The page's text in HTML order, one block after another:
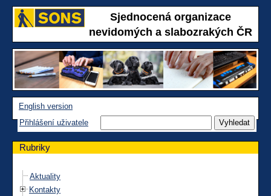
Sjednocená organizace
nevidomých a slabozrakých ČR
English version
Přihlášení uživatele
Rubriky
Aktuality
Kontakty